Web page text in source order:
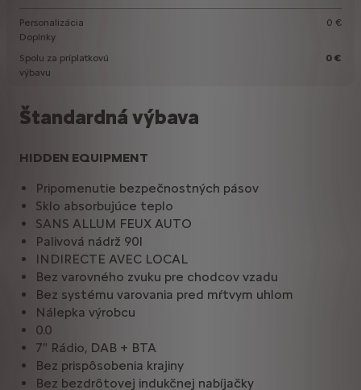
Personalizácia
0 €
Doplnky
Spolu za príplatkovú
výbavu
0 €
Štandardná výbava
HIDDEN EQUIPMENT
Pripomenutie bezpečnostných pásov
Sklo absorbujúce teplo
SANS ALLUM FEUX AUTO
Palivová nádrž 90l
INDIRECTE AVEC LOCAL
Bez varovného zvuku pre chodcov vzadu
Bez systému varovania pred mŕtvym uhlom
Nálepka výrobcu
0.0
7" Rádio, DAB + BTA
Bez prispôsobenia krajiny
Bez bezdrôtovej indukčnej nabíjačky